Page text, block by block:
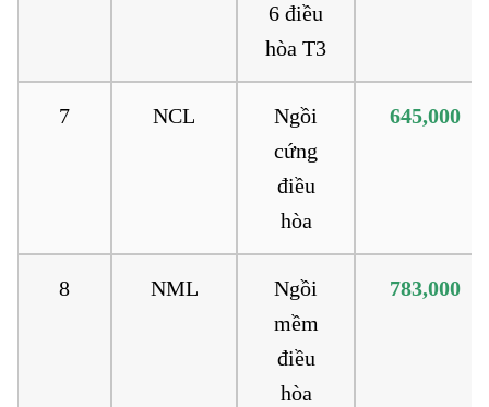
6 điều
hòa T3
7 NCL
Ngồi
cứng
điều
hòa
645,000
8 NML
Ngồi
mềm
điều
hòa
783,000